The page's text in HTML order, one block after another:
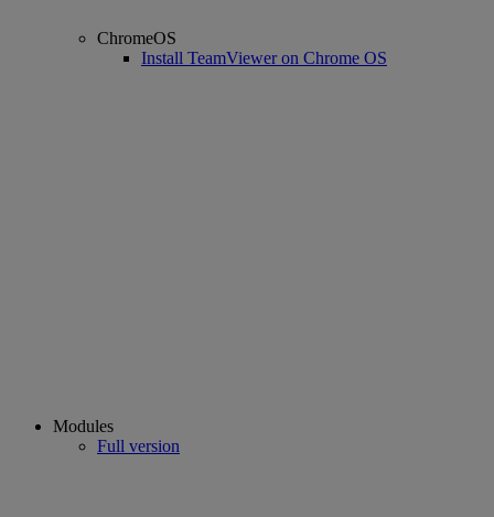
ChromeOS
Install TeamViewer on Chrome OS
Modules
Full version